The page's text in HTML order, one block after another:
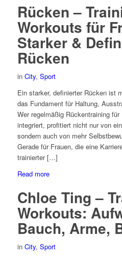
Rücken –
Workouts für
Starker &
Rücken
in City, Sport
Ein starker, definierter Rücken ist
das Fundament für Haltung,
Wer regelmäßig Rückentraining
integriert, profitiert nicht nur von
sondern auch von mehr
Gerade für Frauen, die eine
trainierter […]
Read more
Chloe Ting –
Workouts:
Bauch, Arme,
in City, Sport